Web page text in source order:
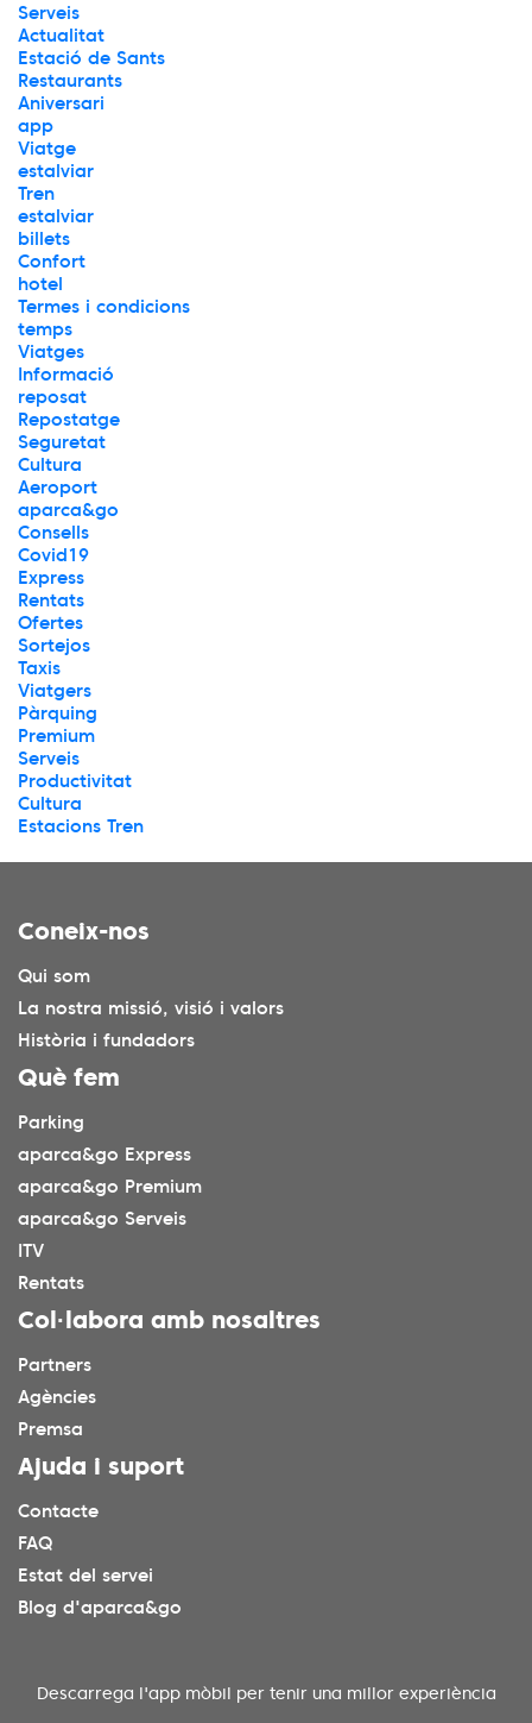
Serveis
Actualitat
Estació de Sants
Restaurants
Aniversari
app
Viatge
estalviar
Tren
estalviar
billets
Confort
hotel
Termes i condicions
temps
Viatges
Informació
reposat
Repostatge
Seguretat
Cultura
Aeroport
aparca&go
Consells
Covid19
Express
Rentats
Ofertes
Sortejos
Taxis
Viatgers
Pàrquing
Premium
Serveis
Productivitat
Cultura
Estacions Tren
Coneix-nos
Qui som
La nostra missió, visió i valors
Història i fundadors
Què fem
Parking
aparca&go Express
aparca&go Premium
aparca&go Serveis
ITV
Rentats
Col·labora amb nosaltres
Partners
Agències
Premsa
Ajuda i suport
Contacte
FAQ
Estat del servei
Blog d'aparca&go
Descarrega l'app mòbil per tenir una millor experiència